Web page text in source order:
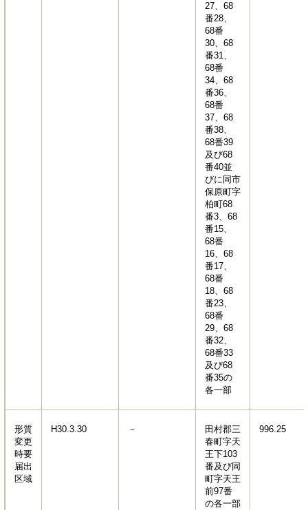
27、68
番28、
68番
30、68
番31、
68番
34、68
番36、
68番
37、68
番38、
68番39
及び68
番40並
びに同市
保原町字
柏町68
番3、68
番15、
68番
16、68
番17、
68番
18、68
番23、
68番
29、68
番32、
68番33
及び68
番35の
各一部
形質
変更
時要
届出
区域
H30.3.30 －
田村郡三
春町字天
王下103
番及び同
町字天王
前97番
の各一部
996.25